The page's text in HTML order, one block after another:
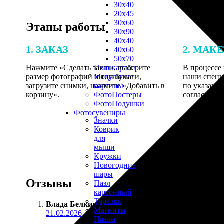
30х40
20х45
30х60
30х90
40х40
40х60
50х70
Пенокартон
Модульные
картины
ФотоПостеры
ФотоПодушки
Фотоcувениры
Значки
Коврик
для
мыши
Кружки
Новогодние
шары
Пазл
картонный
Тарелки
Магниты
Пазлы
Этапы работы
1. ЗАКАЗ
Нажмите «Сделать заказ», выберите
размер фотографий и тип бумаги,
загрузите снимки, нажмите «Добавить в
корзину».
2.
В процессе
наши
по
Отзывы
Влада Белкина :
21.02.2026